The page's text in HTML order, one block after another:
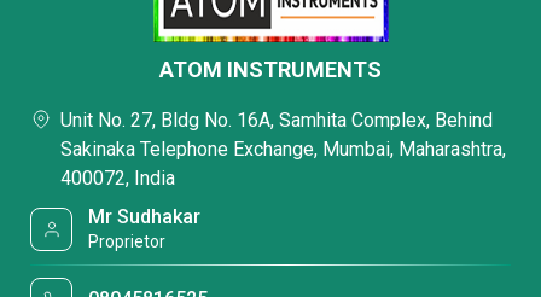
ATOM INSTRUMENTS
Unit No. 27, Bldg No. 16A, Samhita Complex, Behind
Sakinaka Telephone Exchange, Mumbai, Maharashtra,
400072, India
Mr Sudhakar
Proprietor